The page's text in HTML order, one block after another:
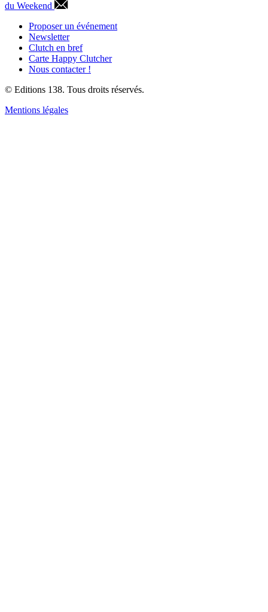
du Weekend
Proposer un événement
Newsletter
Clutch en bref
Carte Happy Clutcher
Nous contacter !
© Editions 138. Tous droits réservés.
Mentions légales